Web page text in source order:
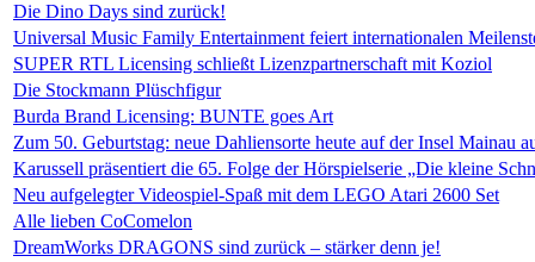
Die Dino Days sind zurück!
Universal Music Family Entertainment feiert internationalen
SUPER RTL Licensing schließt Lizenzpartnerschaft mit Koziol
Die Stockmann Plüschfigur
Burda Brand Licensing: BUNTE goes Art
Zum 50. Geburtstag: neue Dahliensorte heute auf der Insel Mainau
Karussell präsentiert die 65. Folge der Hörspielserie „Die kleine
Neu aufgelegter Videospiel-Spaß mit dem LEGO Atari 2600 Set
Alle lieben CoComelon
DreamWorks DRAGONS sind zurück – stärker denn je!